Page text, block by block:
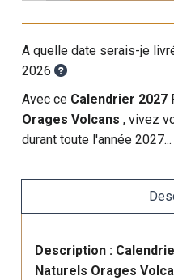
A quelle date serais-je
2026
Avec ce Calendrier 2027
Orages Volcans, vivez
durant toute l'année 2027...
Description :
Naturels Orages